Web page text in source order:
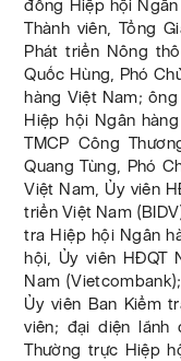
đồng Hiệp hội
Thành viên, Tổng
Phát triển Nông
Quốc Hùng, Phó
hàng Việt Nam; ông
Hiệp hội Ngân
TMCP Công
Quang Tùng, Phó
Việt Nam, Ủy viên
triển Việt Nam
tra Hiệp hội Ngân
hội, Ủy viên HĐQT
Nam
Ủy viên Ban Kiểm
viên; đại diện
Thường trực Hiệp